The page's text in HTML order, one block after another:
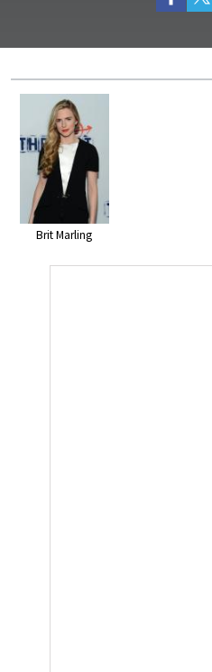
Brit Marling